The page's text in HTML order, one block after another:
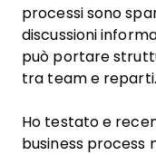
processi sono
discussioni
può portare
tra team e reparti.
Ho testato e
business process